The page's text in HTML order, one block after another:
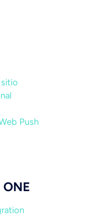
Push
ONE